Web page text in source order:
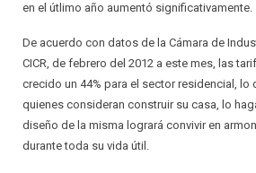
SISTEMAS DE AIRE ACONDICIONADO
JUNTAS DE EXPANSIÓN
AISLANTES DE BURBUJA
DISEÑO DE ESTRATEGIAS
DISEÑO DE SOLUCIONES
en el útlimo año aumentó significativamente.
De acuerdo con datos de la Cámara de
CICR, de febrero del 2012 a este mes, las
crecido un 44% para el sector residencial, lo
quienes consideran construir su casa, lo
diseño de la misma logrará convivir en
durante toda su vida útil.